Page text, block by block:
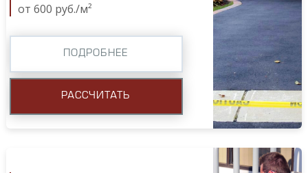
от 600 руб./м²
ПОДРОБНЕЕ
РАССЧИТАТЬ